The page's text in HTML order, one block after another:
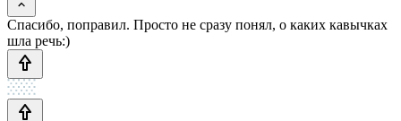
Спасибо, поправил. Просто не сразу понял, о каких кавычках
шла речь:)